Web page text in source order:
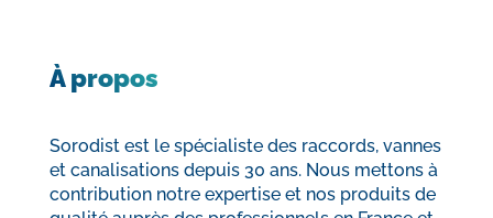
À propos
Sorodist est le spécialiste des raccords, vannes
et canalisations depuis 30 ans. Nous mettons à
contribution notre expertise et nos produits de